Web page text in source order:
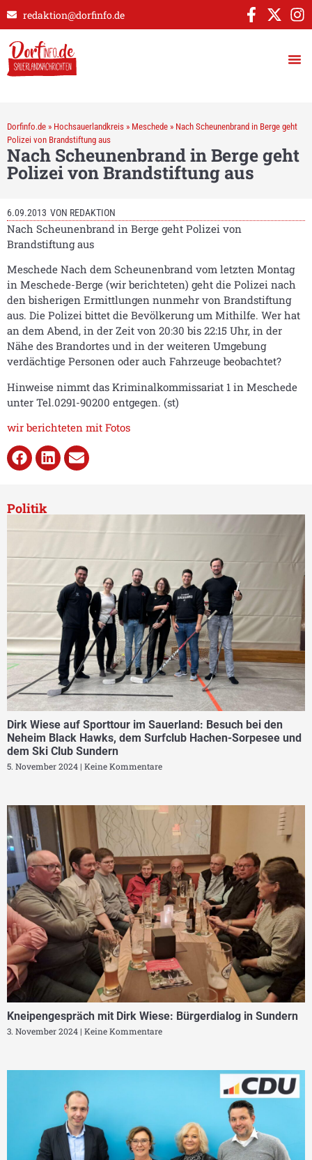
redaktion@dorfinfo.de
Dorfinfo.de » Hochsauerlandkreis » Meschede » Nach Scheunenbrand in Berge geht
Polizei von Brandstiftung aus
Nach Scheunenbrand in Berge geht
Polizei von Brandstiftung aus
6.09.2013 VON REDAKTION
Nach Scheunenbrand in Berge geht Polizei von
Brandstiftung aus
Meschede Nach dem Scheunenbrand vom letzten Montag
in Meschede-Berge (wir berichteten) geht die Polizei nach
den bisherigen Ermittlungen nunmehr von Brandstiftung
aus. Die Polizei bittet die Bevölkerung um Mithilfe. Wer hat
an dem Abend, in der Zeit von 20:30 bis 22:15 Uhr, in der
Nähe des Brandortes und in der weiteren Umgebung
verdächtige Personen oder auch Fahrzeuge beobachtet?
Hinweise nimmt das Kriminalkommissariat 1 in Meschede
unter Tel.0291-90200 entgegen. (st)
wir berichteten mit Fotos
Politik
Dirk Wiese auf Sporttour im Sauerland: Besuch bei den
Neheim Black Hawks, dem Surfclub Hachen-Sorpesee und
dem Ski Club Sundern
5. November 2024 Keine Kommentare
Kneipengespräch mit Dirk Wiese: Bürgerdialog in Sundern
3. November 2024 Keine Kommentare